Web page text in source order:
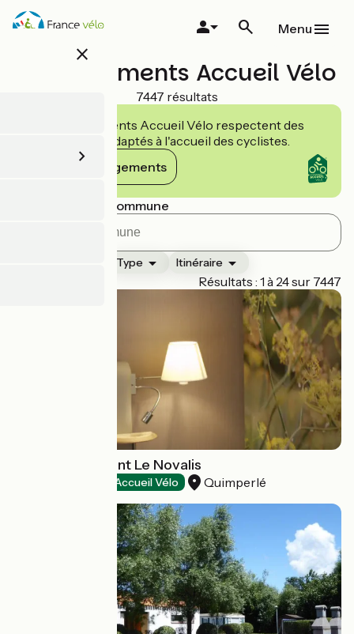
Aller
au
close
Menu
Hébergements Accueil Vélo
7447 résultats
Les établissements Accueil Vélo respectent des
engagements adaptés à l'accueil des cyclistes.
Voir les engagements
Rechercher par commune
Type Itinéraire
Résultats : 1 à 24 sur 7447
Hôtel - restaurant Le Novalis
Accueil Vélo Quimperlé